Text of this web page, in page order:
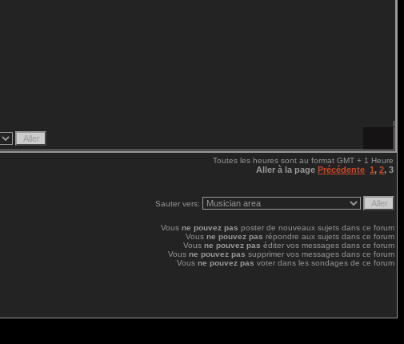
Toutes les heures sont au format GMT + 1 Heure
Aller à la page Précédente 1, 2, 3
Sauter vers:
Vous ne pouvez pas poster de nouveaux sujets dans ce forum
Vous ne pouvez pas répondre aux sujets dans ce forum
Vous ne pouvez pas éditer vos messages dans ce forum
Vous ne pouvez pas supprimer vos messages dans ce forum
Vous ne pouvez pas voter dans les sondages de ce forum